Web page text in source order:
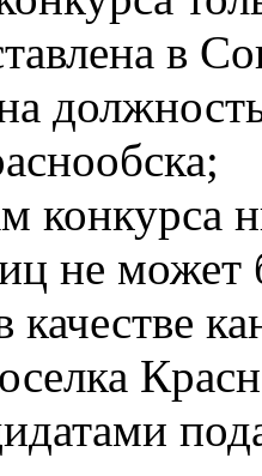
в
конкурса
не может
качестве